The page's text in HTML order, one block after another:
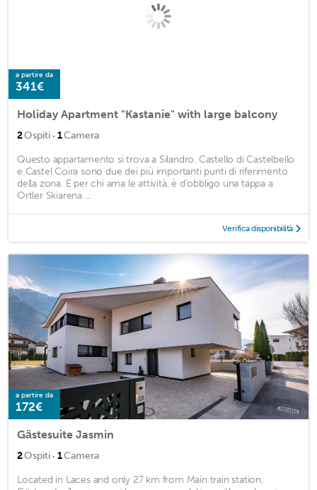
a partire da
341€
Holiday Apartment "Kastanie" with large balcony
2Ospiti · 1Camera
Questo appartamento si trova a Silandro. Castello di Castelbello
e Castel Coira sono due dei più importanti punti di riferimento
della zona. E per chi ama le attività, è d'obbligo una tappa a
Ortler Skiarena ...
Verifica disponibilità
a partire da
172€
Gästesuite Jasmin
2Ospiti · 1Camera
Located in Laces and only 27 km from Main train station,